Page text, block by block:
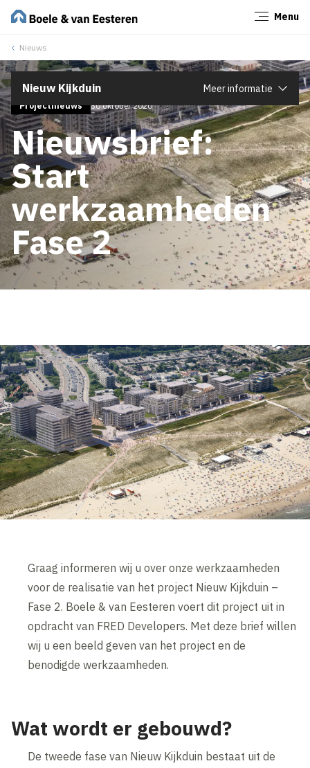
Menu
Nieuws
Nieuw Kijkduin Meer informatie
Projectnieuws 30 oktober 2020
Nieuwsbrief:
Start
werkzaamheden
Fase 2
Graag informeren wij u over onze werkzaamheden
voor de realisatie van het project Nieuw Kijkduin –
Fase 2. Boele & van Eesteren voert dit project uit in
opdracht van FRED Developers. Met deze brief willen
wij u een beeld geven van het project en de
benodigde werkzaamheden.
Wat wordt er gebouwd?
De tweede fase van Nieuw Kijkduin bestaat uit de
Sluiten